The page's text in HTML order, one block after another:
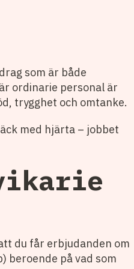
som är både
ordinarie personal är
trygghet och omtanke.
med hjärta – jobbet
du får erbjudanden om
beroende på vad som